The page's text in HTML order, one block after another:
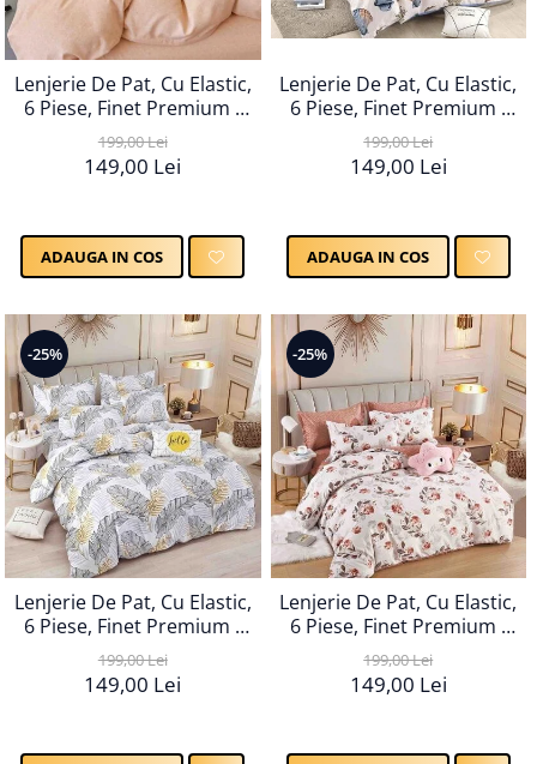
Lenjerie De Pat, Cu Elastic,
6 Piese, Finet Premium -
LPBF6PE107
199,00 Lei
149,00 Lei
ADAUGA IN COS
Lenjerie De Pat, Cu Elastic,
6 Piese, Finet Premium -
LPBF6PE109
199,00 Lei
149,00 Lei
ADAUGA IN COS
-25%
Lenjerie De Pat, Cu Elastic,
6 Piese, Finet Premium -
LPBF6PE110
199,00 Lei
149,00 Lei
-25%
Lenjerie De Pat, Cu Elastic,
6 Piese, Finet Premium -
LPBF6PE111
199,00 Lei
149,00 Lei